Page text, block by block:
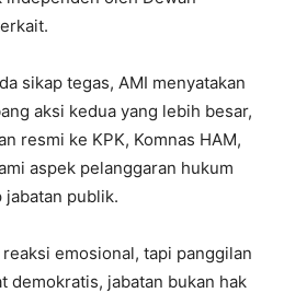
sikap tegas, AMI menyatakan
aksi kedua yang lebih besar,
resmi ke KPK, Komnas HAM,
aspek pelanggaran hukum
jabatan publik.
emosional, tapi panggilan
demokratis, jabatan bukan hak